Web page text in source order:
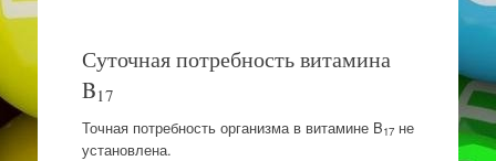
Суточная потребность витамина
B17
Точная потребность организма в витамине B17не
установлена.